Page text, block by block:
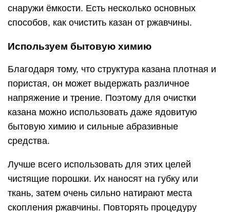
снаружи ёмкости. Есть несколько основных
способов, как очистить казан от ржавчины.
Используем бытовую химию
Благодаря тому, что структура казана плотная и
пористая, он может выдержать различное
напряжение и трение. Поэтому для очистки
казана можно использовать даже ядовитую
бытовую химию и сильные абразивные
средства.
Лучше всего использовать для этих целей
чистящие порошки. Их наносят на губку или
ткань, затем очень сильно натирают места
скопления ржавчины. Повторять процедуру